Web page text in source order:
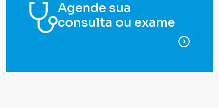
Agende sua
consulta ou exame
para